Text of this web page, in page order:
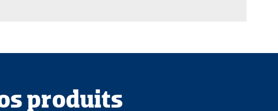
produits